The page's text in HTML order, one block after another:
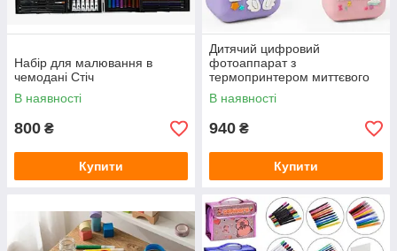
Набір для малювання в
чемодані Стіч
В наявності
800 ₴
Купити
Дитячий цифровий
фотоаппарат з
термопринтером миттєвого
друку Єдиноріг
В наявності
940 ₴
Купити